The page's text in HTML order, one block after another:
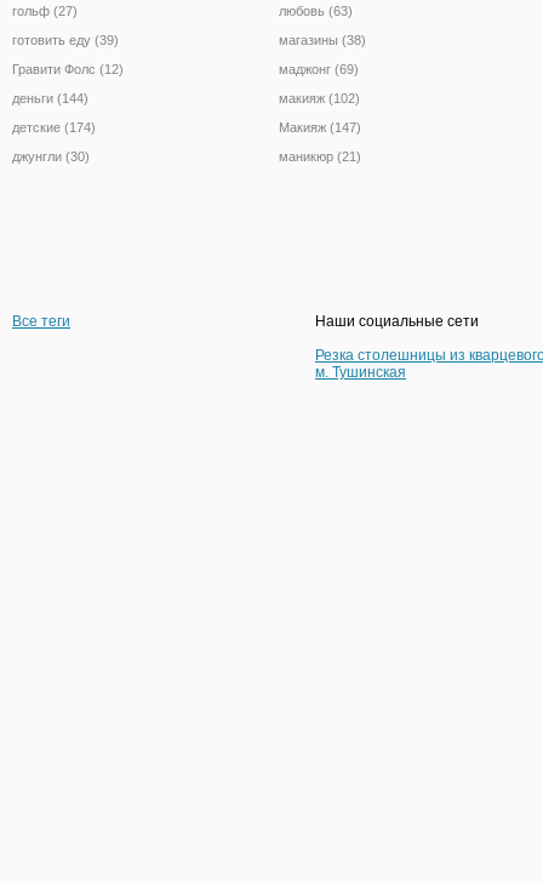
гольф (27)
готовить еду (39)
Гравити Фолс (12)
деньги (144)
детские (174)
джунгли (30)
любовь (63)
магазины (38)
маджонг (69)
макияж (102)
Макияж (147)
маникюр (21)
Все теги
Наши социальные сети
Резка столешницы из
м. Тушинская